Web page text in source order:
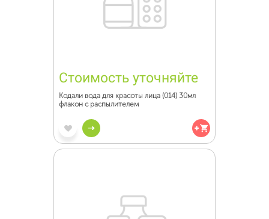
Стоимость уточняйте
Кодали вода для красоты лица (014) 30мл
флакон с распылителем